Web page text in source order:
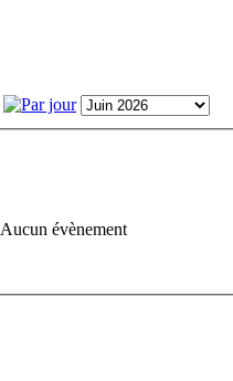
Aucun évènement